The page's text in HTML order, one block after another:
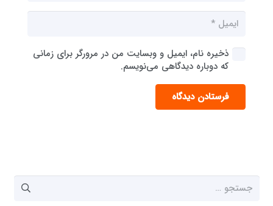
ذخیره نام، ایمیل و وبسایت من در مرورگر برای زمانی
که دوباره دیدگاهی می‌نویسم.
فرستادن دیدگاه
جستجو